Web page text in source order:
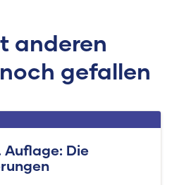
anderen
gefallen
Auflage: Die